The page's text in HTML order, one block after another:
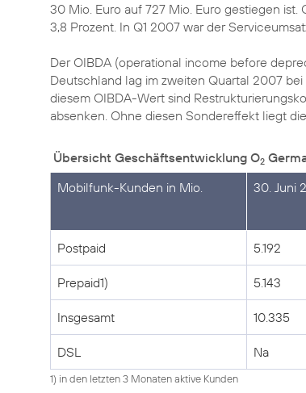
30 Mio. Euro auf 727 Mio. Euro gestiegen
3,8 Prozent. In Q1 2007 war der
Der OIBDA (operational income before
Deutschland lag im zweiten Quartal 2007
diesem OIBDA-Wert sind
absenken. Ohne diesen Sondereffekt liegt
Übersicht Geschäftsentwicklung O2
Mobilfunk-Kunden in Mio.
30. Juni
Postpaid 5.192
Prepaid1) 5.143
Insgesamt 10.335
DSL Na
1) in den letzten 3 Monaten aktive Kunden